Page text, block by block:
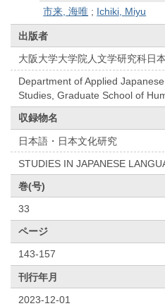
市来, 海唯 ; Ichiki, Miyu
出版者
大阪大学大学院人文学研究科日
Department of Applied
Studies, Graduate School of
収録物名
日本語・日本文化研究
STUDIES IN JAPANESE
巻(号)
33
ページ
143-157
刊行年月
2023-12-01